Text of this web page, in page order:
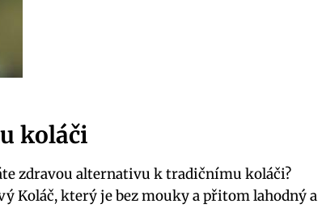
koláči
zdravou alternativu k tradičnímu koláči?
Koláč, který je bez mouky a přitom lahodný a